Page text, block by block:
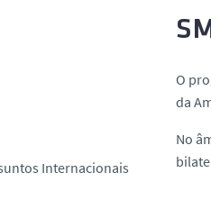
Internacionais
O
da
No